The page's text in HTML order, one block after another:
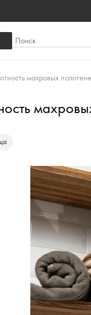
махровых